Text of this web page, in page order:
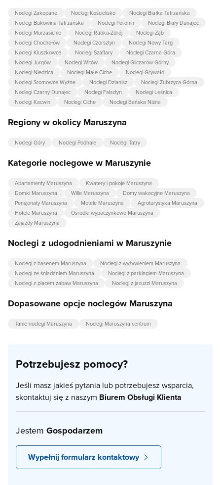
Noclegi Zakopane Noclegi Kościelisko
Noclegi Białka Tatrzańska
Noclegi Bukowina Tatrzańska
Noclegi Poronin
Noclegi Biały Dunajec
Noclegi Murzasichle
Noclegi Rabka-Zdrój
Noclegi Ząb
Noclegi Chochołów
Noclegi Czorsztyn
Noclegi Nowy Targ
Noclegi Kluszkowce
Noclegi Szaflary
Noclegi Czarna Góra
Noclegi Jurgów
Noclegi Witów
Noclegi Gliczarów Górny
Noclegi Niedzica
Noclegi Małe Ciche
Noclegi Grywałd
Noclegi Sromowce Wyżne
Noclegi Dzianisz
Noclegi Zubrzyca Górna
Noclegi Czarny Dunajec
Noclegi Falsztyn
Noclegi Leśnica
Noclegi Kacwin
Noclegi Ciche Noclegi Bańska Niżna
Regiony w okolicy Maruszyna
Noclegi Góry Noclegi Podhale Noclegi Tatry
Kategorie noclegowe w Maruszynie
Apartamenty Maruszyna
Kwatery i pokoje Maruszyna
Domki Maruszyna
Wille Maruszyna
Domy wakacyjne Maruszyna
Pensjonaty Maruszyna
Motele Maruszyna
Agroturystyka Maruszyna
Hotele Maruszyna
Ośrodki wypoczynkowe Maruszyna
Zajazdy Maruszyna
Noclegi z udogodnieniami w Maruszynie
Noclegi z basenem Maruszyna
Noclegi z wyżywieniem Maruszyna
Noclegi ze śniadaniem Maruszyna
Noclegi z parkingiem Maruszyna
Noclegi z placem zabaw Maruszyna
Noclegi z jacuzzi Maruszyna
Dopasowane opcje noclegów Maruszyna
Tanie noclegi Maruszyna Noclegi Maruszyna centrum
Potrzebujesz pomocy?
Jeśli masz jakieś pytania lub potrzebujesz wsparcia,
skontaktuj się z naszym Biurem Obsługi Klienta
Jestem Gospodarzem
Wypełnij formularz kontaktowy